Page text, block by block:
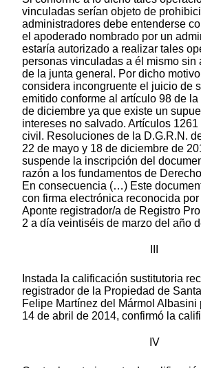
vinculadas serían objeto de
administradores debe entenderse
el apoderado nombrado por un
estaría autorizado a realizar tales
personas vinculadas a él mismo sin
de la junta general. Por dicho
considera incongruente el juicio de
emitido conforme al artículo 98 de
de diciembre ya que existe un
intereses no salvado. Artículos
civil. Resoluciones de la D.G.R.N.
22 de mayo y 18 de diciembre de
suspende la inscripción del
razón a los fundamentos de
En consecuencia (…) Este
con firma electrónica reconocida
Aponte registrador/a de Registro
2 a día veintiséis de marzo del año
Instada la calificación sustitutoria
registrador de la Propiedad de
Felipe Martínez del Mármol Albasini
14 de abril de 2014, confirmó la
IV